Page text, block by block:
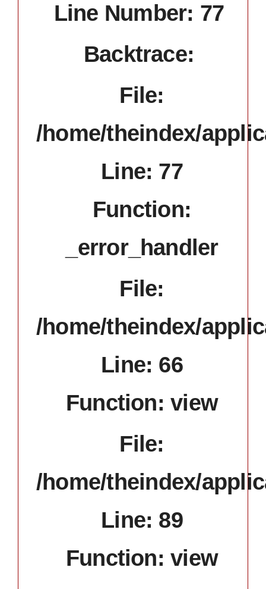
Line Number: 77
Backtrace:
File:
/home/theindex/
Line: 77
Function:
_error_handler
File:
/home/theindex/
Line: 66
Function: view
File:
/home/theindex/
Line: 89
Function: view